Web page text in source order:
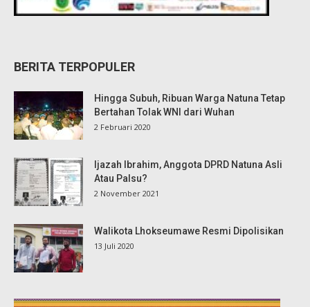
BERITA TERPOPULER
Hingga Subuh, Ribuan Warga Natuna Tetap
Bertahan Tolak WNI dari Wuhan
2 Februari 2020
Ijazah Ibrahim, Anggota DPRD Natuna Asli
Atau Palsu?
2 November 2021
Walikota Lhokseumawe Resmi Dipolisikan
13 Juli 2020